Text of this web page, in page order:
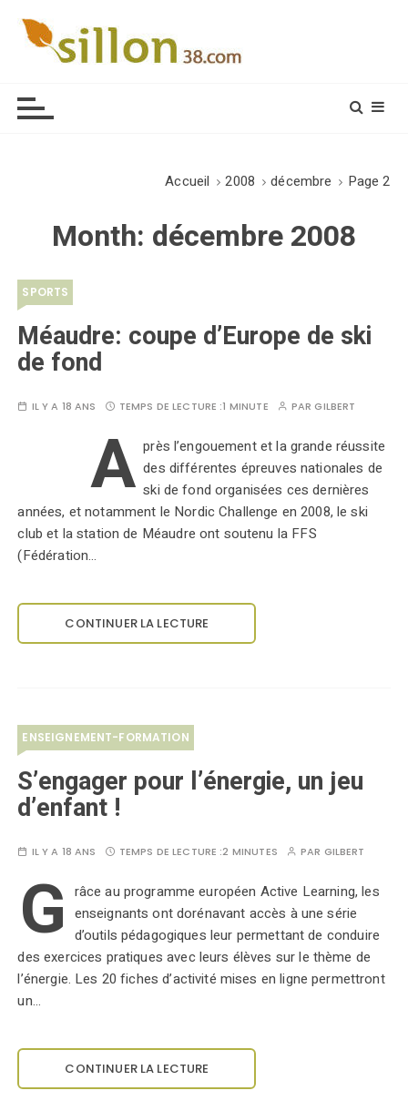
Accueil 2008 décembre Page 2
Month: décembre 2008
SPORTS
Méaudre: coupe d’Europe de ski
de fond
IL Y A 18 ANS TEMPS DE LECTURE :1 MINUTE PARGILBERT
A près l’engouement et la grande réussite
des différentes épreuves nationales de
ski de fond organisées ces dernières
années, et notamment le Nordic Challenge en 2008, le ski
club et la station de Méaudre ont soutenu la FFS
(Fédération…
CONTINUER LA LECTURE
ENSEIGNEMENT-FORMATION
S’engager pour l’énergie, un jeu
d’enfant !
IL Y A 18 ANS TEMPS DE LECTURE :2 MINUTES PAR GILBERT
G râce au programme européen Active Learning, les
enseignants ont dorénavant accès à une série
d’outils pédagogiques leur permettant de conduire
des exercices pratiques avec leurs élèves sur le thème de
l’énergie. Les 20 fiches d’activité mises en ligne permettront
un…
CONTINUER LA LECTURE